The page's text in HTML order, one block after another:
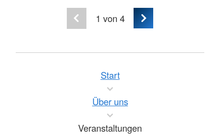
1 von 4
Start
Über uns
Veranstaltungen